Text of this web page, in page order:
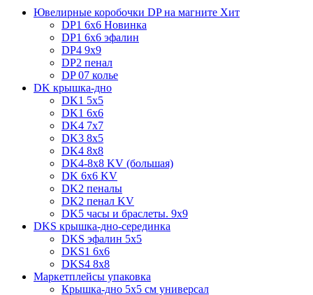
Ювелирные коробочки DP на магните Хит
DP1 6x6 Новинка
DP1 6x6 эфалин
DP4 9x9
DP2 пенал
DP 07 колье
DK крышка-дно
DK1 5x5
DK1 6x6
DK4 7х7
DK3 8x5
DK4 8x8
DK4-8x8 KV (большая)
DK 6х6 KV
DK2 пеналы
DK2 пенал KV
DK5 часы и браслеты. 9x9
DKS крышка-дно-серединка
DKS эфалин 5x5
DKS1 6x6
DKS4 8x8
Маркетплейсы упаковка
Крышка-дно 5x5 см универсал